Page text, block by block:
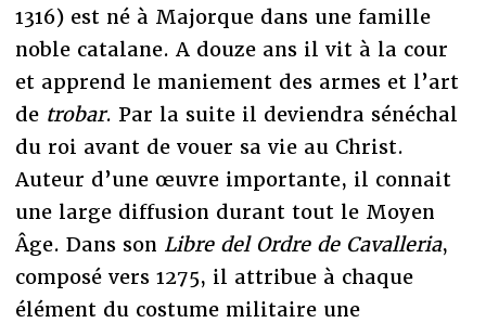
1316) est né à Majorque dans une famille
noble catalane. A douze ans il vit à la cour
et apprend le maniement des armes et l’art
de trobar. Par la suite il deviendra sénéchal
du roi avant de vouer sa vie au Christ.
Auteur d’une œuvre importante, il connait
une large diffusion durant tout le Moyen
Âge. Dans son Libre del Ordre de Cavalleria,
composé vers 1275, il attribue à chaque
élément du costume militaire une